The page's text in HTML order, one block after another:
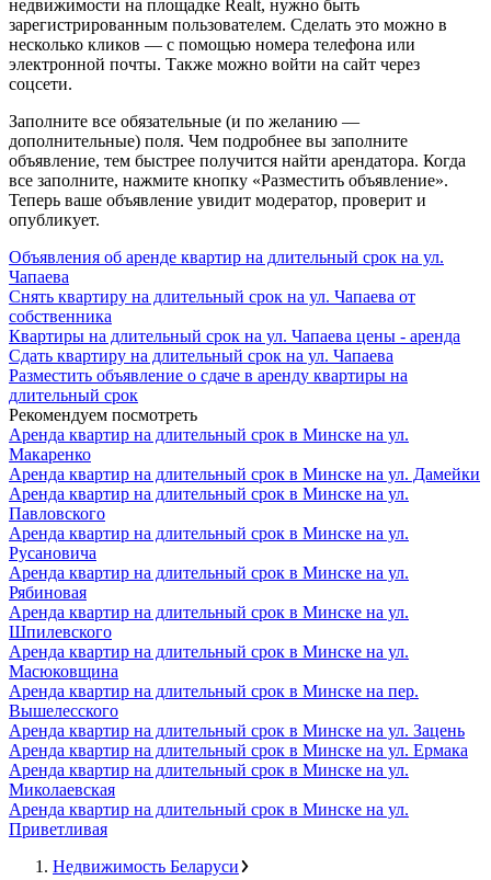
недвижимости на площадке Realt, нужно быть
зарегистрированным пользователем. Сделать это можно в
несколько кликов — с помощью номера телефона или
электронной почты. Также можно войти на сайт через
соцсети.
Заполните все обязательные (и по желанию —
дополнительные) поля. Чем подробнее вы заполните
объявление, тем быстрее получится найти арендатора. Когда
все заполните, нажмите кнопку «Разместить объявление».
Теперь ваше объявление увидит модератор, проверит и
опубликует.
Объявления об аренде квартир на длительный срок на ул.
Чапаева
Снять квартиру на длительный срок на ул. Чапаева от
собственника
Квартиры на длительный срок на ул. Чапаева цены - аренда
Сдать квартиру на длительный срок на ул. Чапаева
Разместить объявление о сдаче в аренду квартиры на
длительный срок
Рекомендуем посмотреть
Аренда квартир на длительный срок в Минске на ул.
Макаренко
Аренда квартир на длительный срок в Минске на ул. Дамейки
Аренда квартир на длительный срок в Минске на ул.
Павловского
Аренда квартир на длительный срок в Минске на ул.
Русановича
Аренда квартир на длительный срок в Минске на ул.
Рябиновая
Аренда квартир на длительный срок в Минске на ул.
Шпилевского
Аренда квартир на длительный срок в Минске на ул.
Масюковщина
Аренда квартир на длительный срок в Минске на пер.
Вышелесского
Аренда квартир на длительный срок в Минске на ул. Зацень
Аренда квартир на длительный срок в Минске на ул. Ермака
Аренда квартир на длительный срок в Минске на ул.
Миколаевская
Аренда квартир на длительный срок в Минске на ул.
Приветливая
Недвижимость Беларуси